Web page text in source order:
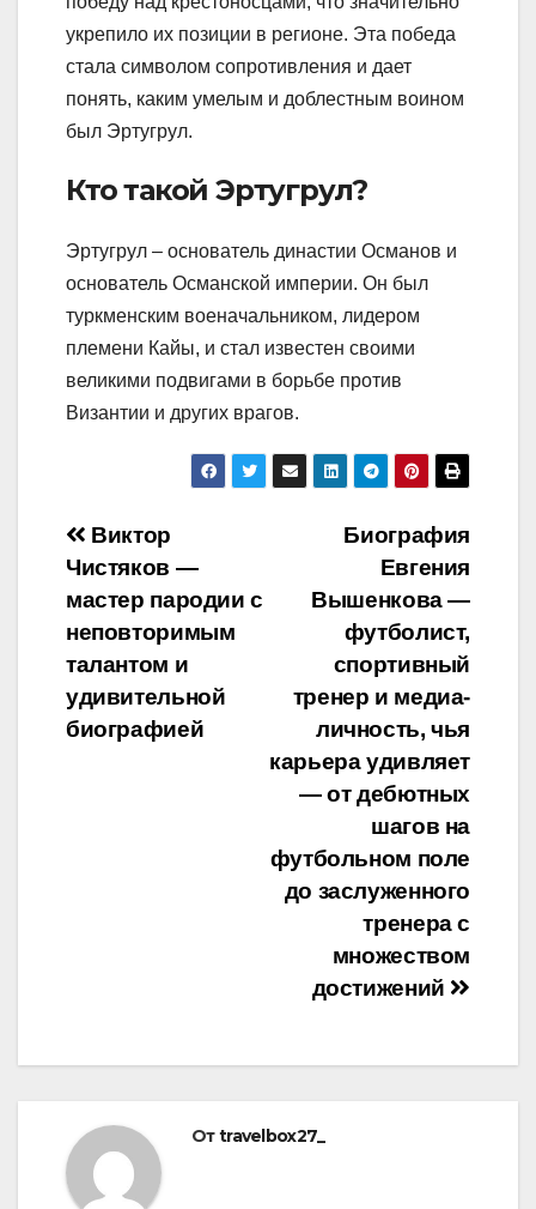
укрепило их позиции в регионе. Эта победа
стала символом сопротивления и дает
понять, каким умелым и доблестным воином
был Эртугрул.
Кто такой Эртугрул?
Эртугрул – основатель династии Османов и
основатель Османской империи. Он был
туркменским военачальником, лидером
племени Кайы, и стал известен своими
великими подвигами в борьбе против
Византии и других врагов.
Навигация
по
записям
Биография
Евгения
Вышенкова —
футболист,
спортивный
тренер и медиа-
личность, чья
карьера удивляет
— от дебютных
шагов на
футбольном поле
до заслуженного
тренера с
множеством
достижений
Виктор
Чистяков —
мастер пародии с
неповторимым
талантом и
удивительной
биографией
Отtravelbox27_